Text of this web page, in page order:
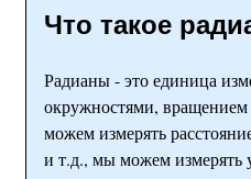
Что такое
Радианы - это единица
окружностями,
можем измерять
и т.д., мы можем измерять